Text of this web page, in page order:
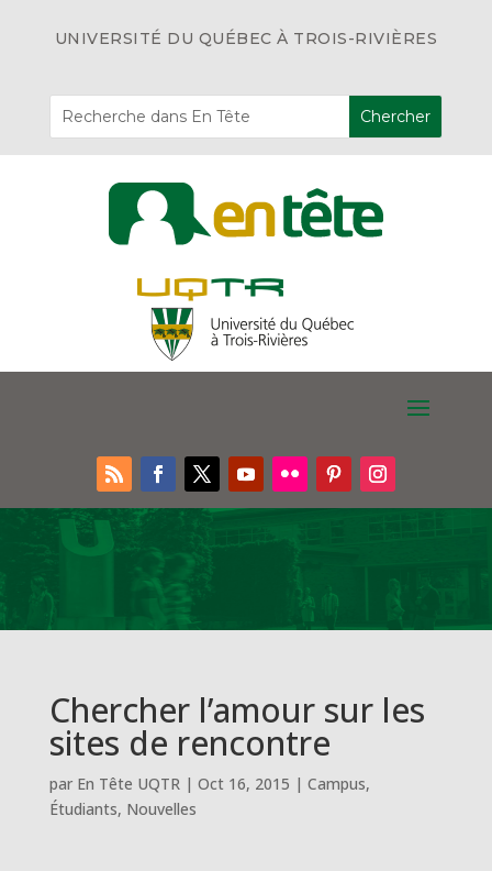
UNIVERSITÉ DU QUÉBEC À TROIS-RIVIÈRES
Chercher l’amour sur les
sites de rencontre
par En Tête UQTR| Oct 16, 2015 | Campus,
Étudiants, Nouvelles